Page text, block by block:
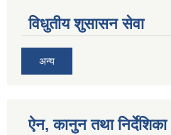
विधुतीय शुसासन सेवा
अन्य
ऐन, कानुन तथा निर्देशिका